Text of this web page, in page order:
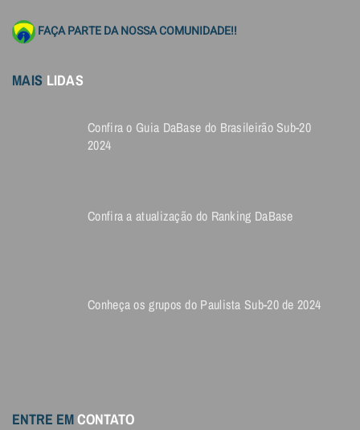
FAÇA PARTE DA NOSSA COMUNIDADE!!
MAIS LIDAS
Confira o Guia DaBase do Brasileirão Sub-20
2024
Confira a atualização do Ranking DaBase
Conheça os grupos do Paulista Sub-20 de 2024
ENTRE EMCONTATO